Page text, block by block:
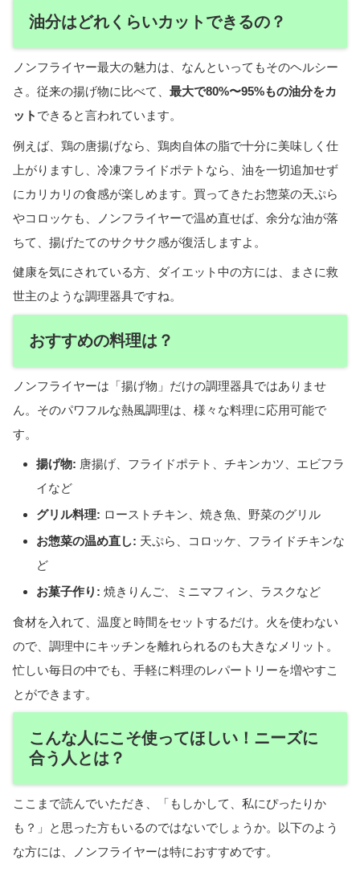
油分はどれくらいカットできるの？
ノンフライヤー最大の魅力は、なんといってもそのヘルシー
さ。従来の揚げ物に比べて、 最大で80%〜95%もの油分をカ
ット できると言われています。
例えば、鶏の唐揚げなら、鶏肉自体の脂で十分に美味しく仕
上がりますし、冷凍フライドポテトなら、油を一切追加せず
にカリカリの食感が楽しめます。買ってきたお惣菜の天ぷら
やコロッケも、ノンフライヤーで温め直せば、余分な油が落
ちて、揚げたてのサクサク感が復活しますよ。
健康を気にされている方、ダイエット中の方には、まさに救
世主のような調理器具ですね。
おすすめの料理は？
ノンフライヤーは「揚げ物」だけの調理器具ではありませ
ん。そのパワフルな熱風調理は、様々な料理に応用可能で
す。
揚げ物: 唐揚げ、フライドポテト、チキンカツ、エビフラ
イなど
グリル料理: ローストチキン、焼き魚、野菜のグリル
お惣菜の温め直し: 天ぷら、コロッケ、フライドチキンな
ど
お菓子作り: 焼きりんご、ミニマフィン、ラスクなど
食材を入れて、温度と時間をセットするだけ。火を使わない
ので、調理中にキッチンを離れられるのも大きなメリット。
忙しい毎日の中でも、手軽に料理のレパートリーを増やすこ
とができます。
こんな人にこそ使ってほしい！ニーズに
合う人とは？
ここまで読んでいただき、「もしかして、私にぴったりか
も？」と思った方もいるのではないでしょうか。以下のよう
な方には、ノンフライヤーは特におすすめです。